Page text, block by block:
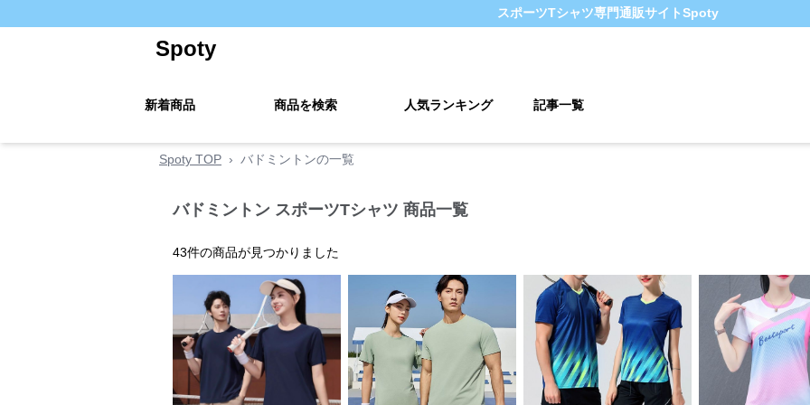
スポーツTシャツ専門通販サイトSpoty
Spoty
新着商品 商品を検索 人気ランキング 記事一覧
Spoty TOP › バドミントンの一覧
バドミントン スポーツTシャツ 商品一覧
43件の商品が見つかりました